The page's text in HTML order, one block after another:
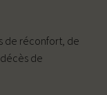
de réconfort, de
de